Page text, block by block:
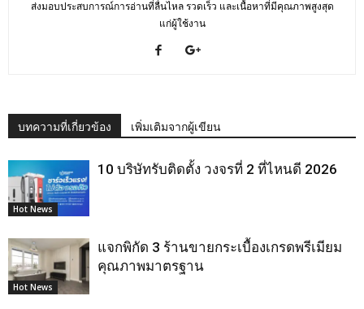
ส่งมอบประสบการณ์การอ่านที่ลื่นไหล รวดเร็ว และเนื้อหาที่มีคุณภาพสูงสุด
แก่ผู้ใช้งาน
บทความที่เกี่ยวข้อง เพิ่มเติมจากผู้เขียน
Hot News
10 บริษัทรับติดตั้ง วงจรที่ 2 ที่ไหนดี 2026
Hot News
แจกพิกัด 3 ร้านขายกระเบื้องเกรดพรีเมียม
คุณภาพมาตรฐาน